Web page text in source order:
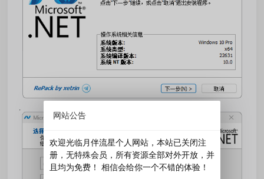
网站公告
欢迎光临月伴流星个人网站，本站已关闭注
册，无特殊会员，所有资源全部对外开放，并
且均为免费！ 相信会给你一个不错的体验！